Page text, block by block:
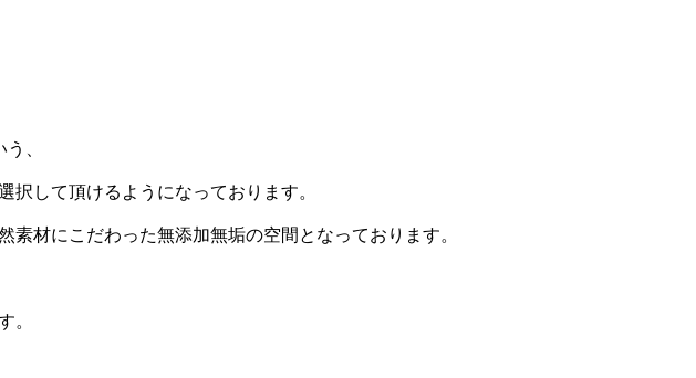
、
して頂けるようになっております。
材にこだわった無添加無垢の空間となっております。
。